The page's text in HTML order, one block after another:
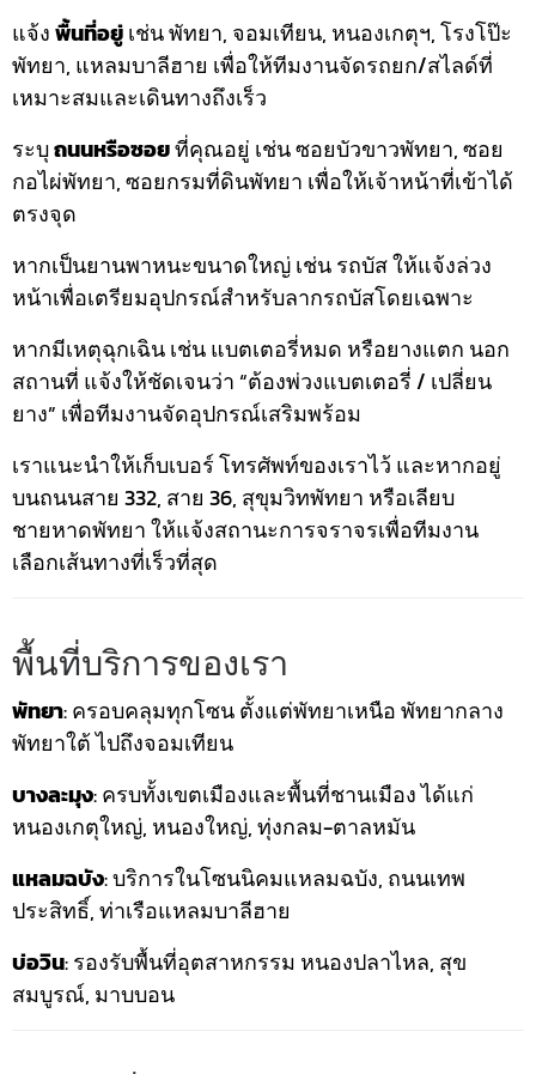
แจ้งพื้นที่อยู่เช่น พัทยา, จอมเทียน, หนองเกตุฯ, โรงโป๊ะ
พัทยา, แหลมบาลีฮาย เพื่อให้ทีมงานจัดรถยก/สไลด์ที่
เหมาะสมและเดินทางถึงเร็ว
ระบุถนนหรือซอยที่คุณอยู่ เช่น ซอยบัวขาวพัทยา, ซอย
กอไผ่พัทยา, ซอยกรมที่ดินพัทยา เพื่อให้เจ้าหน้าที่เข้าได้
ตรงจุด
หากเป็นยานพาหนะขนาดใหญ่ เช่น รถบัส ให้แจ้งล่วง
หน้าเพื่อเตรียมอุปกรณ์สำหรับลากรถบัสโดยเฉพาะ
หากมีเหตุฉุกเฉิน เช่น แบตเตอรี่หมด หรือยางแตก นอก
สถานที่ แจ้งให้ชัดเจนว่า “ต้องพ่วงแบตเตอรี่ / เปลี่ยน
ยาง” เพื่อทีมงานจัดอุปกรณ์เสริมพร้อม
เราแนะนำให้เก็บเบอร์ โทรศัพท์ของเราไว้ และหากอยู่
บนถนนสาย 332, สาย 36, สุขุมวิทพัทยา หรือเลียบ
ชายหาดพัทยา ให้แจ้งสถานะการจราจรเพื่อทีมงาน
เลือกเส้นทางที่เร็วที่สุด
พื้นที่บริการของเรา
พัทยา: ครอบคลุมทุกโซน ตั้งแต่พัทยาเหนือ พัทยากลาง
พัทยาใต้ ไปถึงจอมเทียน
บางละมุง: ครบทั้งเขตเมืองและพื้นที่ชานเมือง ได้แก่
หนองเกตุใหญ่, หนองใหญ่, ทุ่งกลม-ตาลหมัน
แหลมฉบัง: บริการในโซนนิคมแหลมฉบัง, ถนนเทพ
ประสิทธิ์, ท่าเรือแหลมบาลีฮาย
บ่อวิน: รองรับพื้นที่อุตสาหกรรม หนองปลาไหล, สุข
สมบูรณ์, มาบบอน